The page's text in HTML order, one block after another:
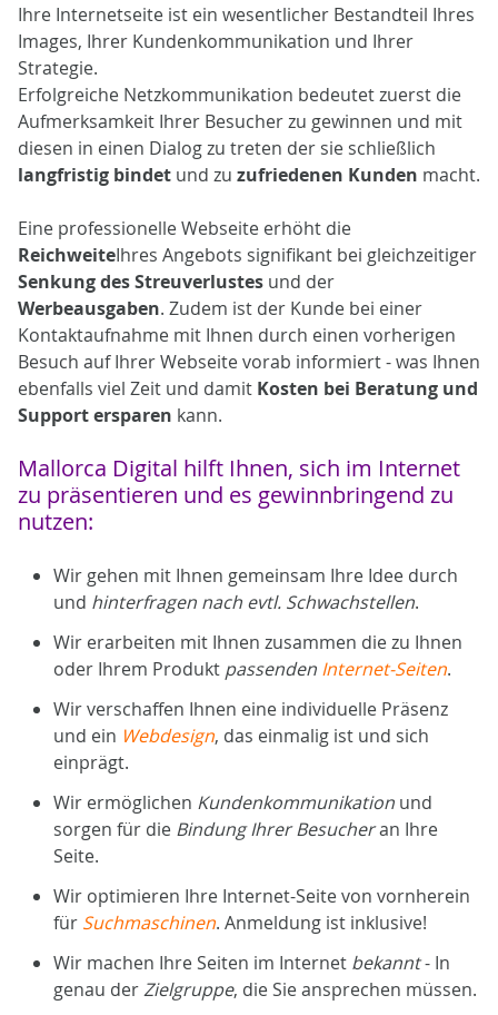
Ihre Internetseite ist ein wesentlicher Bestandteil Ihres
Images, Ihrer Kundenkommunikation und Ihrer
Strategie.
Erfolgreiche Netzkommunikation bedeutet zuerst die
Aufmerksamkeit Ihrer Besucher zu gewinnen und mit
diesen in einen Dialog zu treten der sie schließlich
langfristig bindet und zu zufriedenen Kunden macht.
Eine professionelle Webseite erhöht die
ReichweiteIhres Angebots signifikant bei gleichzeitiger
Senkung des Streuverlustes und der
Werbeausgaben. Zudem ist der Kunde bei einer
Kontaktaufnahme mit Ihnen durch einen vorherigen
Besuch auf Ihrer Webseite vorab informiert - was Ihnen
ebenfalls viel Zeit und damit Kosten bei Beratung und
Support ersparen kann.
Mallorca Digital hilft Ihnen, sich im Internet
zu präsentieren und es gewinnbringend zu
nutzen:
Wir gehen mit Ihnen gemeinsam Ihre Idee durch
und hinterfragen nach evtl. Schwachstellen.
Wir erarbeiten mit Ihnen zusammen die zu Ihnen
oder Ihrem Produkt passenden Internet-Seiten.
Wir verschaffen Ihnen eine individuelle Präsenz
und ein Webdesign, das einmalig ist und sich
einprägt.
Wir ermöglichen Kundenkommunikation und
sorgen für die Bindung Ihrer Besucheran Ihre
Seite.
Wir optimieren Ihre Internet-Seite von vornherein
für Suchmaschinen. Anmeldung ist inklusive!
Wir machen Ihre Seiten im Internet bekannt- In
genau derZielgruppe, die Sie ansprechen müssen.